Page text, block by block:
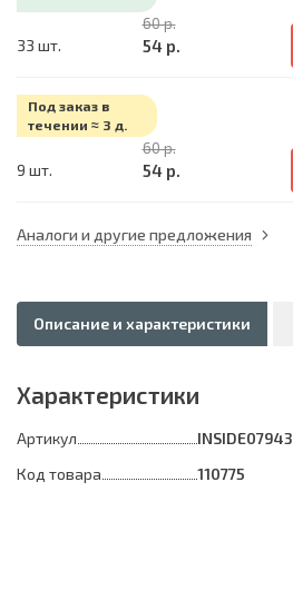
33 шт.
60 р.
54 р.
Под заказ в
течении ≈ 3 д.
9 шт.
60 р.
54 р.
Аналоги и другие предложения
Описание и характеристики
Характеристики
Артикул
INSIDE07943
Код товара
110775